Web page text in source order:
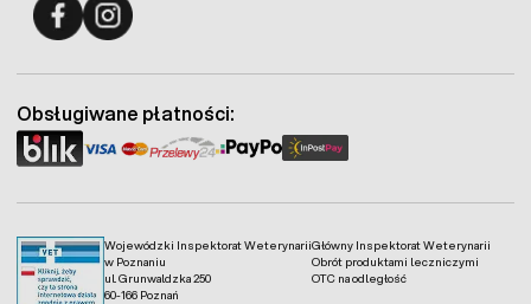
Wojewódzki Inspektorat Weterynarii
w Poznaniu
ul. Grunwaldzka 250
60-166 Poznań
Główny Inspektorat Weterynarii
Obrót produktami leczniczymi
OTC na odległość
Obsługiwane płatności: